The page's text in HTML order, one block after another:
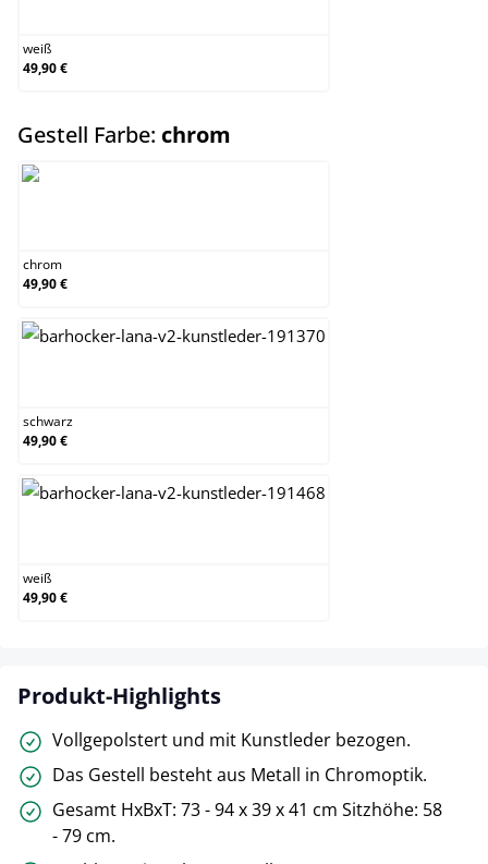
weiß
49,90 €
Gestell Farbe: chrom
chrom
49,90 €
schwarz
49,90 €
weiß
49,90 €
Produkt-Highlights
Vollgepolstert und mit Kunstleder bezogen.
Das Gestell besteht aus Metall in Chromoptik.
Gesamt HxBxT: 73 - 94 x 39 x 41 cm Sitzhöhe: 58
- 79 cm.